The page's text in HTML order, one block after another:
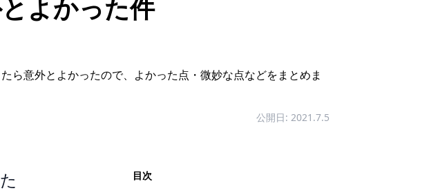
よかった件
意外とよかったので、よかった点・微妙な点などをまとめま
公開日: 2021.7.5
目次